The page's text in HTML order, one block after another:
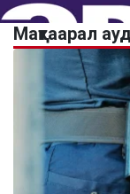
Мақтаарал